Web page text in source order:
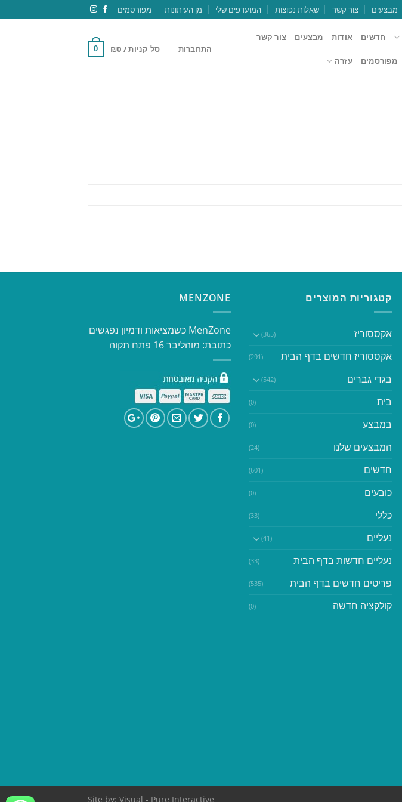
מבצעים צור קשר שאלות נפוצות המועדפים שלי מן העיתונות מפורסמים
חדשים אודות מבצעים צור קשר
מפורסמים עזרה
התחברות סל קניות / ₪0
0
קטגוריות המוצרים
אקססוריז (365)
אקססוריז חדשים בדף הבית (291)
בגדי גברים (542)
בית (0)
במבצע (0)
המבצעים שלנו (24)
חדשים (601)
כובעים (0)
כללי (33)
נעליים (41)
נעליים חדשות בדף הבית (33)
פריטים חדשים בדף הבית (535)
קולקציה חדשה (0)
MENZONE
​​MenZone כשמציאות ודמיון נפגשים​
כתובת: מוהליבר 16 פתח תקוה
Site by: Visual - Pure Interactive